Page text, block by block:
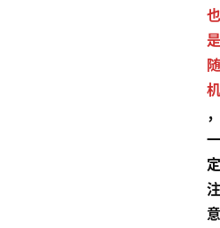
也
是
随
机
，
一
定
注
意